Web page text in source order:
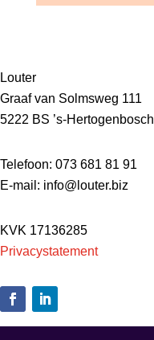
Louter
Graaf van Solmsweg 111
5222 BS ’s-Hertogenbosch
Telefoon: 073 681 81 91
E-mail: info@louter.biz
KVK 17136285
Privacystatement